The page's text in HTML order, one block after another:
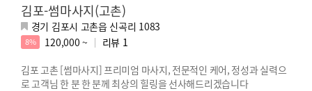
김포-썸마사지(고촌)
경기 김포시 고촌읍 신곡리 1083
8% 120,000 ~ 리뷰 1
김포 고촌 [썸마사지] 프리미엄 마사지, 전문적인 케어, 정성과 실력으
로 고객님 한 분 한 분께 최상의 힐링을 선사해드리겠습니다